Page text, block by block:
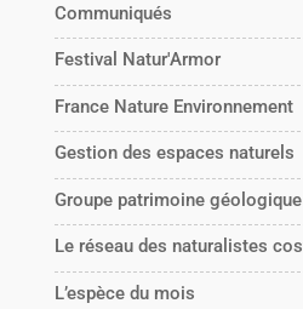
Communiqués
Festival Natur'Armor
France Nature Environnement
Gestion des espaces naturels
Groupe patrimoine géologique
Le réseau des naturalistes
L’espèce du mois